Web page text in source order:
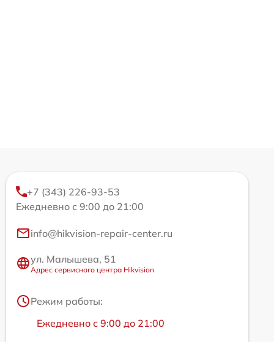
+7 (343) 226-93-53
Ежедневно с 9:00 до 21:00
info@hikvision-repair-center.ru
ул. Малышева, 51
Адрес сервисного центра Hikvision
Режим работы:
Ежедневно с 9:00 до 21:00